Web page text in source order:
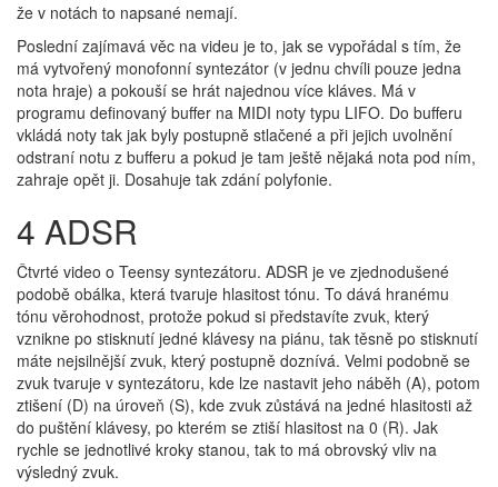
že v notách to napsané nemají.
Poslední zajímavá věc na videu je to, jak se vypořádal s tím, že
má vytvořený monofonní syntezátor (v jednu chvíli pouze jedna
nota hraje) a pokouší se hrát najednou více kláves. Má v
programu definovaný buffer na MIDI noty typu LIFO. Do bufferu
vkládá noty tak jak byly postupně stlačené a při jejich uvolnění
odstraní notu z bufferu a pokud je tam ještě nějaká nota pod ním,
zahraje opět ji. Dosahuje tak zdání polyfonie.
4 ADSR
Čtvrté video o Teensy syntezátoru. ADSR je ve zjednodušené
podobě obálka, která tvaruje hlasitost tónu. To dává hranému
tónu věrohodnost, protože pokud si představíte zvuk, který
vznikne po stisknutí jedné klávesy na piánu, tak těsně po stisknutí
máte nejsilnější zvuk, který postupně doznívá. Velmi podobně se
zvuk tvaruje v syntezátoru, kde lze nastavit jeho náběh (A), potom
ztišení (D) na úroveň (S), kde zvuk zůstává na jedné hlasitosti až
do puštění klávesy, po kterém se ztiší hlasitost na 0 (R). Jak
rychle se jednotlivé kroky stanou, tak to má obrovský vliv na
výsledný zvuk.